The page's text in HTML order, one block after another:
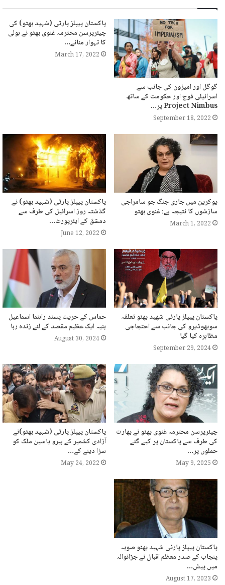
گوگل اور امیزون کی جانب سے
اسرائیلی فوج اور حکومت کے ساتھ
Project Nimbus پر…
September 18, 2022
پاکستان پیپلز پارٹی (شہید بھٹو) کی
چیئرپرسن محترمہ غنوی بھٹو نے ہولی
کا تہوار منانے…
March 17, 2022
یوکرین میں جاری جنگ جو سامراجی
سازشوں کا نتیجہ ہے: غنوی بھٹو
March 1, 2022
پاکستان پیپلز پارٹی (شہید بھٹو) نے
گذشتہ روز اسرائیل کی طرف سے
دمشق کے ایئرپورٹ…
June 12, 2022
پاکستان پیپلز پارٹی شھید بھٹو تعلقہ
سوبھوڈیرو کی جانب سے احتجاجی
مظاہرہ کیا گیا
September 29, 2024
حماس کے حریت پسند راہنما اسماعیل
ہنیہ ایک عظیم مقصد کے لئے زندہ رہا
August 30, 2024
چیئرپرسن محترمہ غنوی بھٹو نے بھارت
کی طرف سے پاکستان پر کیے گئے
حملوں پر…
May 9, 2025
پاکستان پیپلز پارٹی (شہید بھٹو)نے
آزادی کشمیر کے ہیرو یاسین ملک کو
سزا دینے کے…
May 24, 2022
پاکستان پیپلز پارٹی شہید بھٹو صوبہ
پنجاب کے صدر معظم اقبال نے جڑانوالہ
میں پیش…
August 17, 2023